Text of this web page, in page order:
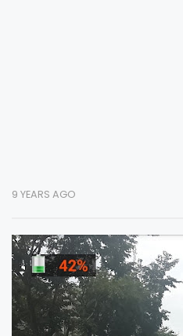
9 YEARS AGO